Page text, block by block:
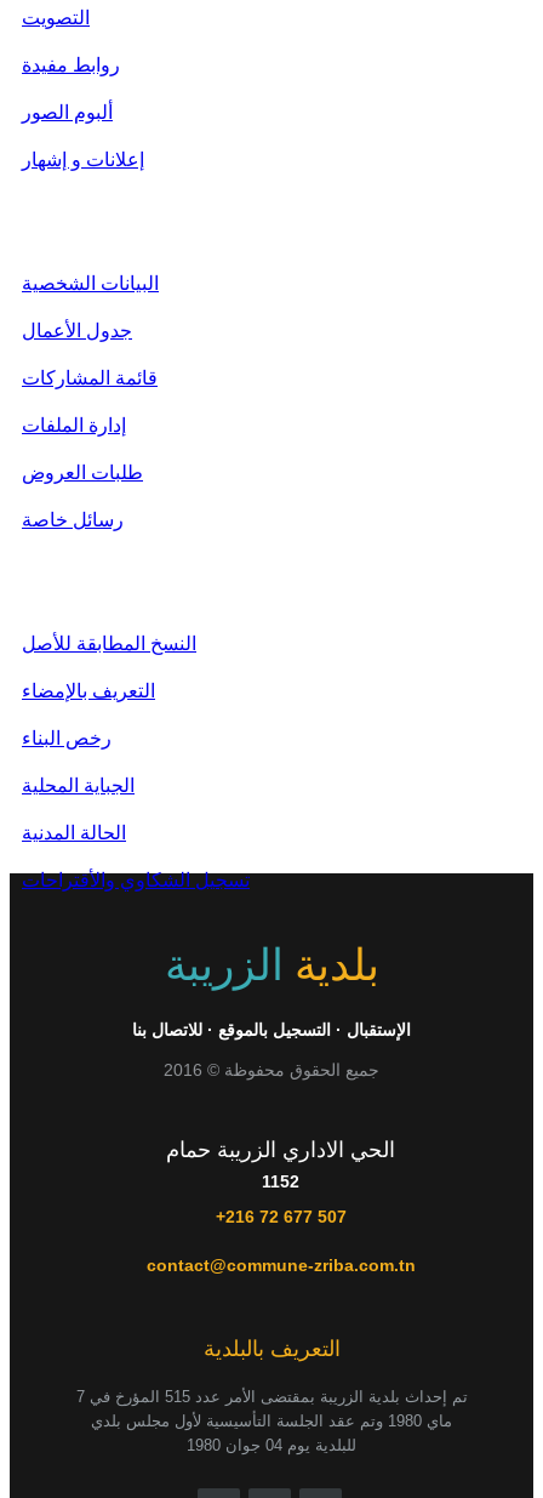
التصويت
روابط مفيدة
ألبوم الصور
إعلانات و إشهار
البيانات الشخصية
جدول الأعمال
قائمة المشاركات
إدارة الملفات
طلبات العروض
رسائل خاصة
النسخ المطابقة للأصل
التعريف بالإمضاء
رخص البناء
الجباية المحلية
الحالة المدنية
تسجيل الشكاوي والأقتراحات
بلدية الزريبة
للاتصال بنا · التسجيل بالموقع · الإستقبال
جميع الحقوق محفوظة © 2016
الحي الاداري الزريبة حمام
1152
+216 72 677 507
contact@commune-zriba.com.tn
التعريف بالبلدية
تم إحداث بلدية الزريبة بمقتضى الأمر عدد 515 المؤرخ في 7
ماي 1980 وتم عقد الجلسة التأسيسية لأول مجلس بلدي
للبلدية يوم 04 جوان 1980